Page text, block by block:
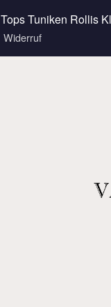
TopsTuniken Rollis
Widerruf